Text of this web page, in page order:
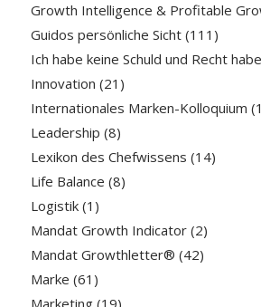
Growth Intelligence & Profitable
Guidos persönliche Sicht(111)
Ich habe keine Schuld und Recht
Innovation (21)
Internationales Marken-Kolloquium
Leadership (8)
Lexikon des Chefwissens (14)
Life Balance (8)
Logistik(1)
Mandat Growth Indicator(2)
Mandat Growthletter® (42)
Marke (61)